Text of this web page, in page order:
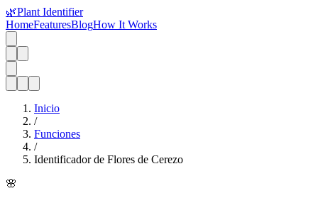
🌿Plant Identifier
HomeFeaturesBlogHow It Works
Inicio
/
Funciones
/
Identificador de Flores de Cerezo
🌸